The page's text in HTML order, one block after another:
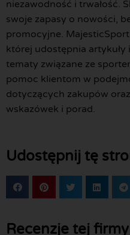
niezawodność i trwałość.
swoje zapasy o nowości,
promocyjne.
której udostępnia
tematy związane ze
pomoc klientom w
dotyczących zakupów
wskazówek i porad.
Udostępnij tę
Recenzje tej firmy